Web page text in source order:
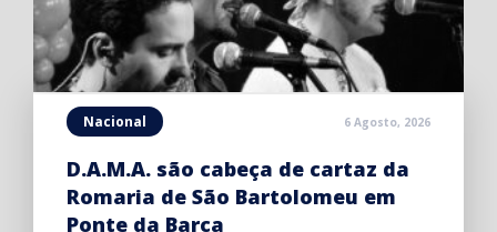
Nacional 6 Agosto, 2026
D.A.M.A. são cabeça de cartaz da
Romaria de São Bartolomeu em
Ponte da Barca